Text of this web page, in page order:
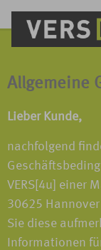
Allgemeine
Lieber Kunde,
nachfolgend
VERS[4u] einer
30625
Sie diese
Informationen